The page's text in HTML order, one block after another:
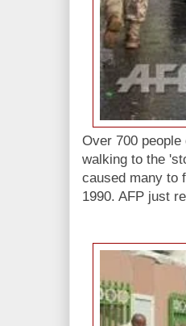
Over 700
walking to the
caused many to
1990. AFP just